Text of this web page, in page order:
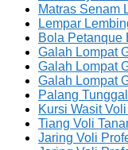
Matras Senam
Lempar
Bola Petanque
Galah Lompat
Galah Lompat
Galah Lompat
Palang
Kursi Wasit
Tiang Voli
Jaring Voli